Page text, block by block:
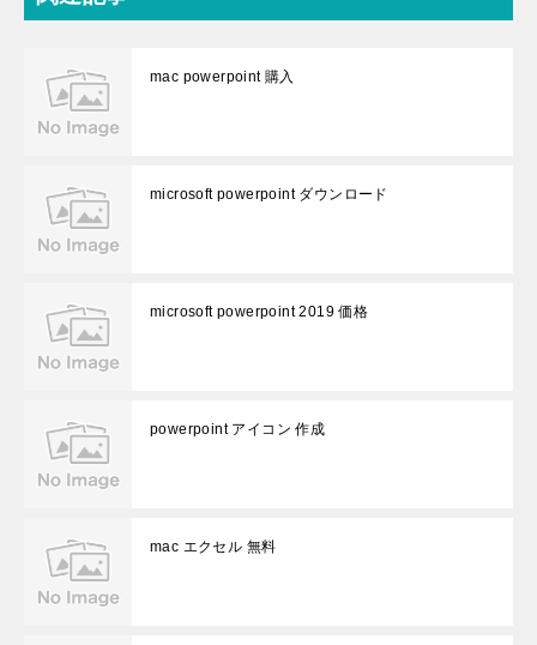
mac powerpoint 購入
microsoft powerpoint ダウンロード
microsoft powerpoint 2019 価格
powerpoint アイコン 作成
mac エクセル 無料